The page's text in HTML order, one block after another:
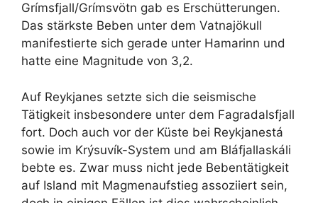
Grímsfjall/Grímsvötn gab es Erschütterungen.
Das stärkste Beben unter dem Vatnajökull
manifestierte sich gerade unter Hamarinn und
hatte eine Magnitude von 3,2.
Auf Reykjanes setzte sich die seismische
Tätigkeit insbesondere unter dem Fagradalsfjall
fort. Doch auch vor der Küste bei Reykjanestá
sowie im Krýsuvík-System und am Bláfjallaskáli
bebte es. Zwar muss nicht jede Bebentätigkeit
auf Island mit Magmenaufstieg assoziiert sein,